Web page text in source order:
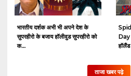
भारतीय दर्शक अभी भी अपने देश के
सुपरहीरो के बजाय हॉलीवुड सुपरहीरो को
क...
Day
ताजा खबर पढ़े